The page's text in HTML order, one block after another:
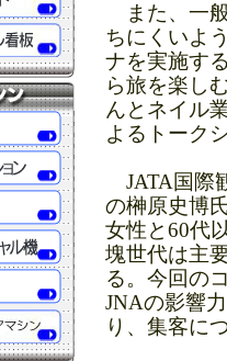
また、一
ちにくいよ
ナを実施す
ら旅を楽し
んとネイル
よるトーク
JATA国際
の榊原史博
女性と60代
塊世代は主
る。今回の
JNAの影響
り、集客に